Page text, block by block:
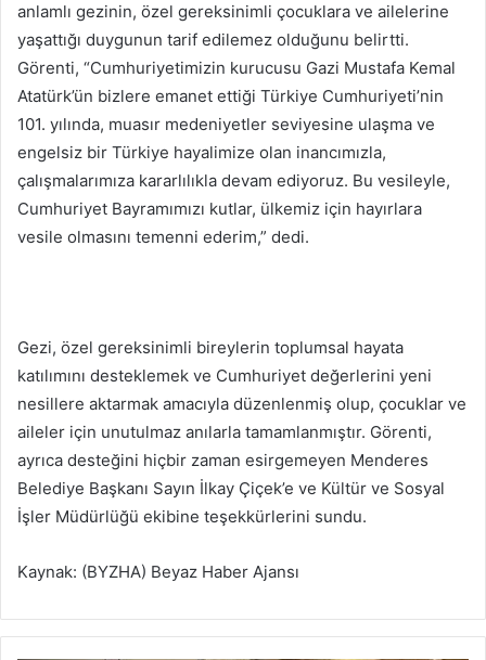
anlamlı gezinin, özel gereksinimli çocuklara ve ailelerine
yaşattığı duygunun tarif edilemez olduğunu belirtti.
Görenti, “Cumhuriyetimizin kurucusu Gazi Mustafa Kemal
Atatürk’ün bizlere emanet ettiği Türkiye Cumhuriyeti’nin
101. yılında, muasır medeniyetler seviyesine ulaşma ve
engelsiz bir Türkiye hayalimize olan inancımızla,
çalışmalarımıza kararlılıkla devam ediyoruz. Bu vesileyle,
Cumhuriyet Bayramımızı kutlar, ülkemiz için hayırlara
vesile olmasını temenni ederim,” dedi.
Gezi, özel gereksinimli bireylerin toplumsal hayata
katılımını desteklemek ve Cumhuriyet değerlerini yeni
nesillere aktarmak amacıyla düzenlenmiş olup, çocuklar ve
aileler için unutulmaz anılarla tamamlanmıştır. Görenti,
ayrıca desteğini hiçbir zaman esirgemeyen Menderes
Belediye Başkanı Sayın İlkay Çiçek’e ve Kültür ve Sosyal
İşler Müdürlüğü ekibine teşekkürlerini sundu.
Kaynak: (BYZHA) Beyaz Haber Ajansı